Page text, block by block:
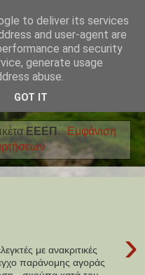
ΕΕΕΠ. Εμφάνιση
›
με ανακριτικές
παράνομης αγοράς
to deliver its services
and user-agent are
and security
generate usage
abuse.
GOT IT